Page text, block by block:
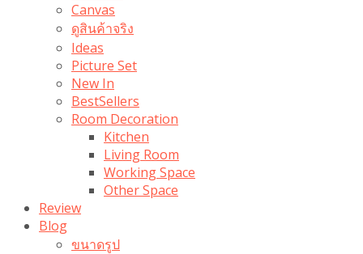
Canvas
ดูสินค้าจริง
Ideas
Picture Set
New In
BestSellers
Room Decoration
Kitchen
Living Room
Working Space
Other Space
Review
Blog
ขนาดรูป